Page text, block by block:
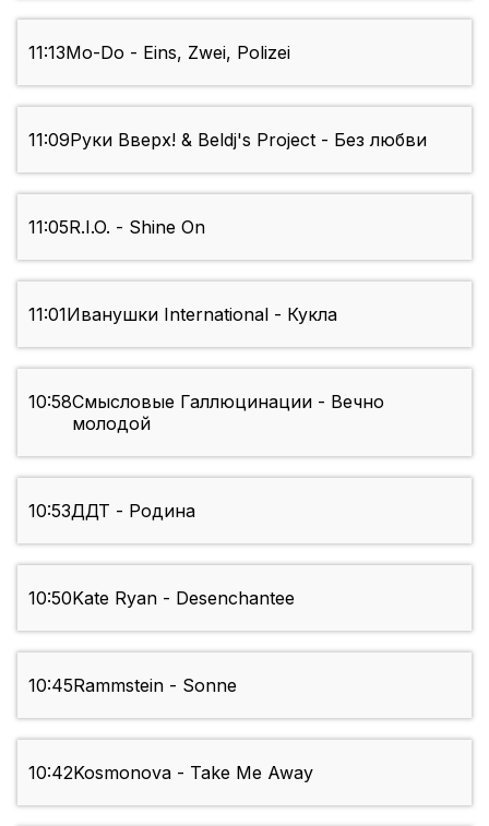
11:13Mo-Do - Eins, Zwei, Polizei
11:09Руки Вверх! & Beldj's Project - Без любви
11:05R.I.O. - Shine On
11:01Иванушки International - Кукла
10:58Смысловые Галлюцинации - Вечно
молодой
10:53ДДТ - Родина
10:50Kate Ryan - Desenchantee
10:45Rammstein - Sonne
10:42Kosmonova - Take Me Away